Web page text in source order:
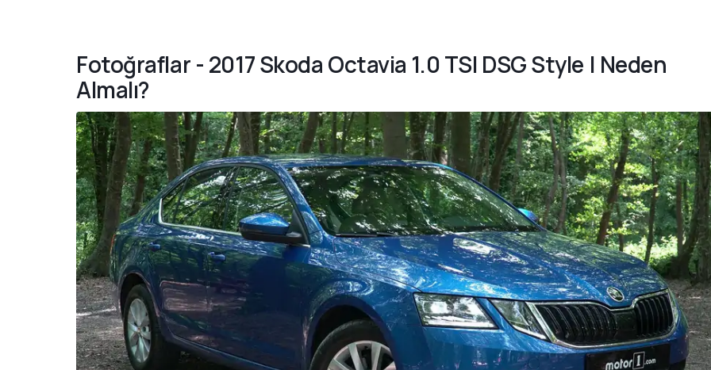
Fotoğraflar - 2017 Skoda Octavia 1.0 TSI DSG Style | Neden
Almalı?